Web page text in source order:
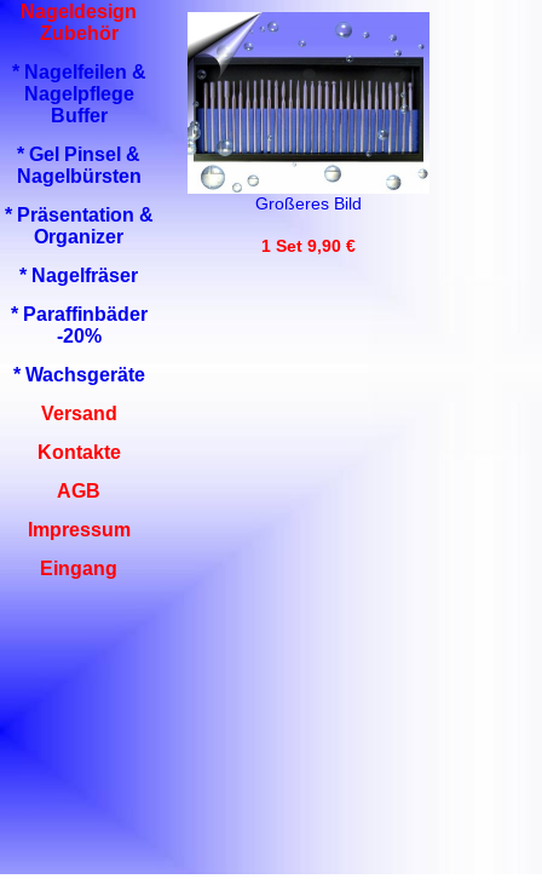
Nageldesign
Zubehör
* Nagelfeilen &
Nagelpflege
Buffer
* Gel Pinsel &
Nagelbürsten
* Präsentation &
Organizer
* Nagelfräser
* Paraffinbäder
-20%
* Wachsgeräte
Versand
Kontakte
AGB
Impressum
Eingang
Großeres Bild
1 Set 9,90 €